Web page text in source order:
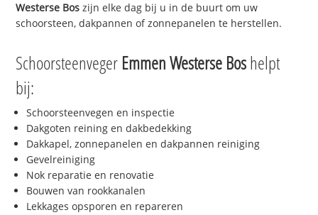
Westerse Bos zijn elke dag bij u in de buurt om uw
schoorsteen, dakpannen of zonnepanelen te herstellen.
Schoorsteenveger Emmen Westerse Boshelpt
bij:
Schoorsteenvegen en inspectie
Dakgoten reining en dakbedekking
Dakkapel, zonnepanelen en dakpannen reiniging
Gevelreiniging
Nok reparatie en renovatie
Bouwen van rookkanalen
Lekkages opsporen en repareren